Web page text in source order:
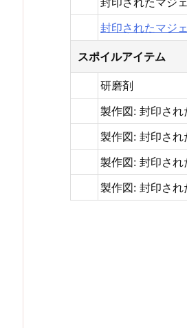
封印されたマジ
スポイルアイテム
研磨剤
製作図: 封印さ
製作図: 封印さ
製作図: 封印さ
製作図: 封印さ